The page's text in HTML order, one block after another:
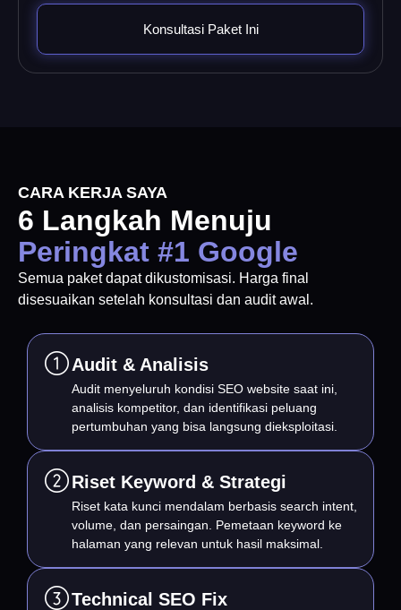
Konsultasi Paket Ini
CARA KERJA SAYA
6 Langkah Menuju
Peringkat #1 Google
Semua paket dapat dikustomisasi. Harga final
disesuaikan setelah konsultasi dan audit awal.
Audit & Analisis
Audit menyeluruh kondisi SEO website saat ini,
analisis kompetitor, dan identifikasi peluang
pertumbuhan yang bisa langsung dieksploitasi.
Riset Keyword & Strategi
Riset kata kunci mendalam berbasis search intent,
volume, dan persaingan. Pemetaan keyword ke
halaman yang relevan untuk hasil maksimal.
Technical SEO Fix